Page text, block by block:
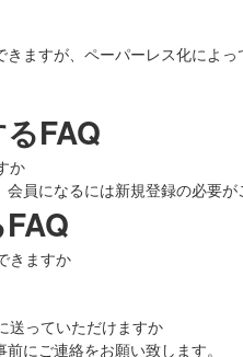
ますが、ペーパーレス化によ
FAQ
か
員になるには新規登録の必要
きますか
送っていただけますか
にご連絡をお願い致します。